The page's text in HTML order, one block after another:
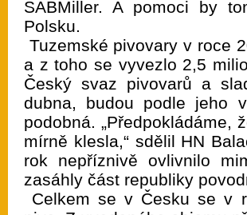
SABMiller. A pomoci by
Polsku.
Tuzemské pivovary v roce
a z toho se vyvezlo 2,5
Český svaz pivovarů a
dubna, budou podle jeho
podobná. „Předpokládáme,
mírně klesla,“ sdělil HN
rok nepříznivě ovlivnilo
zasáhly část republiky
Celkem se v Česku se v